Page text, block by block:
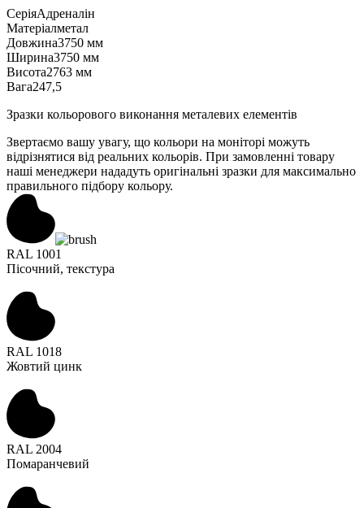
СеріяАдреналін
Матеріалметал
Довжина3750 мм
Ширина3750 мм
Висота2763 мм
Вага247,5
Зразки кольорового виконання металевих елементів
Звертаємо вашу увагу, що кольори на моніторі можуть
відрізнятися від реальних кольорів. При замовленні товару
наші менеджери нададуть оригінальні зразки для максимально
правильного підбору кольору.
RAL 1001
Пісочний, текстура
RAL 1018
Жовтий цинк
RAL 2004
Помаранчевий